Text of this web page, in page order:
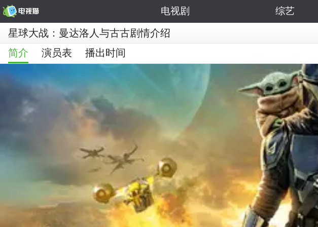
电视剧 综艺
星球大战：曼达洛人与古古剧情介绍
简介
演员表 播出时间